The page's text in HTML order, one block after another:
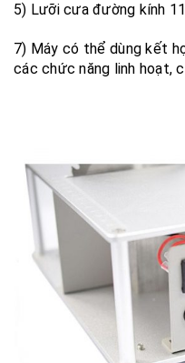
5) Lưỡi cưa đường kính
7) Máy có thể dùng kết
các chức năng linh hoạt,